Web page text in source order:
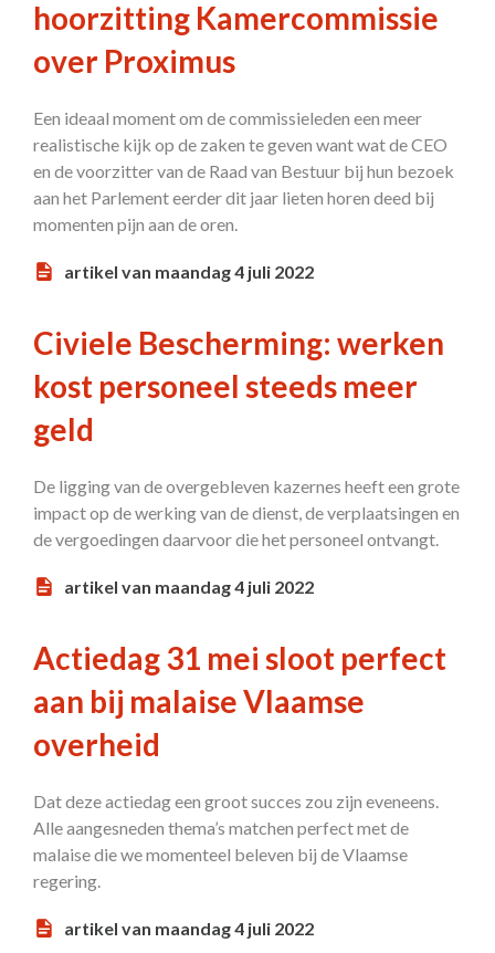
hoorzitting Kamercommissie
over Proximus
Een ideaal moment om de commissieleden een meer
realistische kijk op de zaken te geven want wat de CEO
en de voorzitter van de Raad van Bestuur bij hun bezoek
aan het Parlement eerder dit jaar lieten horen deed bij
momenten pijn aan de oren.
artikel van maandag 4 juli 2022
Civiele Bescherming: werken
kost personeel steeds meer
geld
De ligging van de overgebleven kazernes heeft een grote
impact op de werking van de dienst, de verplaatsingen en
de vergoedingen daarvoor die het personeel ontvangt.
artikel van maandag 4 juli 2022
Actiedag 31 mei sloot perfect
aan bij malaise Vlaamse
overheid
Dat deze actiedag een groot succes zou zijn eveneens.
Alle aangesneden thema’s matchen perfect met de
malaise die we momenteel beleven bij de Vlaamse
regering.
artikel van maandag 4 juli 2022